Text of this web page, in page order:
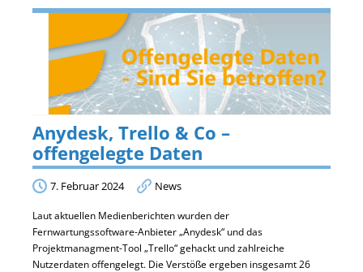
Anydesk, Trello & Co –
offengelegte Daten
7. Februar 2024 News
Laut aktuellen Medienberichten wurden der
Fernwartungssoftware-Anbieter „Anydesk“ und das
Projektmanagment-Tool „Trello“ gehackt und zahlreiche
Nutzerdaten offengelegt. Die Verstöße ergeben insgesamt 26